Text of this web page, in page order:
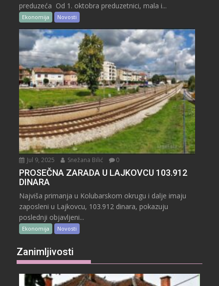
preduzeća Od 1. oktobra preduzetnici, mala i...
Ekonomija Novosti
Jul 9, 2025 Snežana Bilić 0
PROSEČNA ZARADA U LAJKOVCU 103.912
DINARA
Najviša primanja u Kolubarskom okrugu i dalje imaju
zaposleni u Lajkovcu, 103.912 dinara, pokazuju
poslednji objavljeni...
Ekonomija Novosti
Zanimljivosti